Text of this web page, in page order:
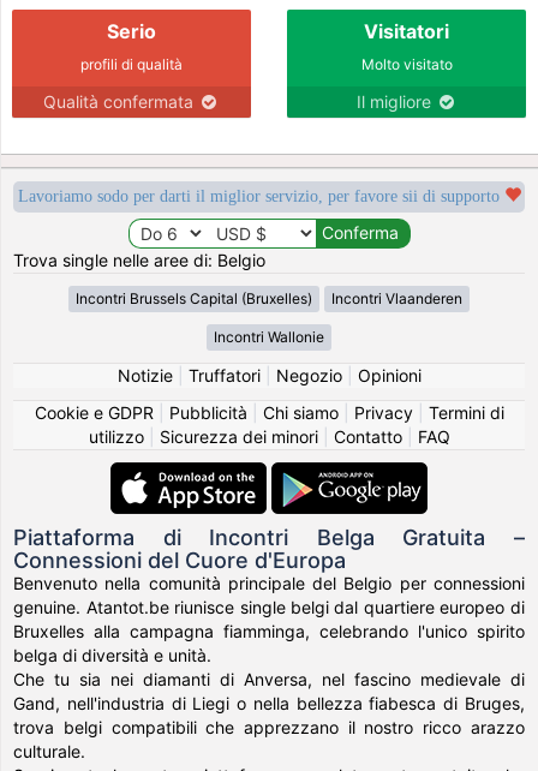
Serio
profili di qualità
Qualità confermata
Visitatori
Molto visitato
Il migliore
Lavoriamo sodo per darti il miglior servizio, per favore sii di supporto
Trova single nelle aree di: Belgio
Incontri Brussels Capital (Bruxelles) Incontri Vlaanderen
Incontri Wallonie
Notizie| Truffatori| Negozio| Opinioni
Cookie e GDPR
Pubblicità Chi siamo| Privacy| Termini di
utilizzo| Sicurezza dei minori| Contatto| FAQ
Piattaforma di Incontri Belga Gratuita –
Connessioni del Cuore d'Europa
Benvenuto nella comunità principale del Belgio per connessioni
genuine. Atantot.be riunisce single belgi dal quartiere europeo di
Bruxelles alla campagna fiamminga, celebrando l'unico spirito
belga di diversità e unità.
Che tu sia nei diamanti di Anversa, nel fascino medievale di
Gand, nell'industria di Liegi o nella bellezza fiabesca di Bruges,
trova belgi compatibili che apprezzano il nostro ricco arazzo
culturale.